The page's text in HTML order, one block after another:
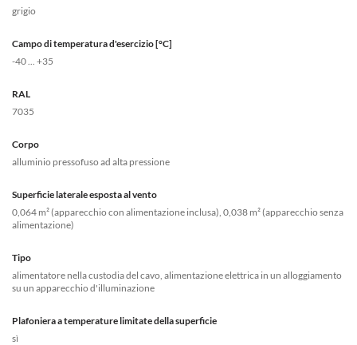
grigio
Campo di temperatura d'esercizio [°C]
-40 ... +35
RAL
7035
Corpo
alluminio pressofuso ad alta pressione
Superficie laterale esposta al vento
0,064 m² (apparecchio con alimentazione inclusa), 0,038 m² (apparecchio senza
alimentazione)
Tipo
alimentatore nella custodia del cavo, alimentazione elettrica in un alloggiamento
su un apparecchio d'illuminazione
Plafoniera a temperature limitate della superficie
sì